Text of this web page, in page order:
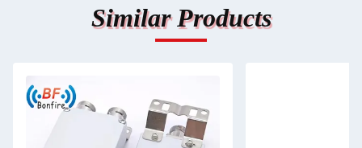
Similar Products